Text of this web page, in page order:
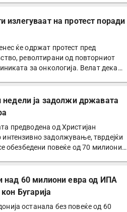
излегуваат на протест поради
ќе одржат протест пред
револтирани од повторниот
за онкологија. Велат дека
ја задолжи државата
предводена од Христијан
задолжување, тврдејќи
обезбедени повеќе од 70 милиони
над 60 милиони евра од ИПА
Бугарија
останала без повеќе од 60